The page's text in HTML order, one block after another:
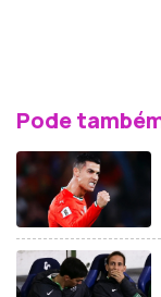
Pode